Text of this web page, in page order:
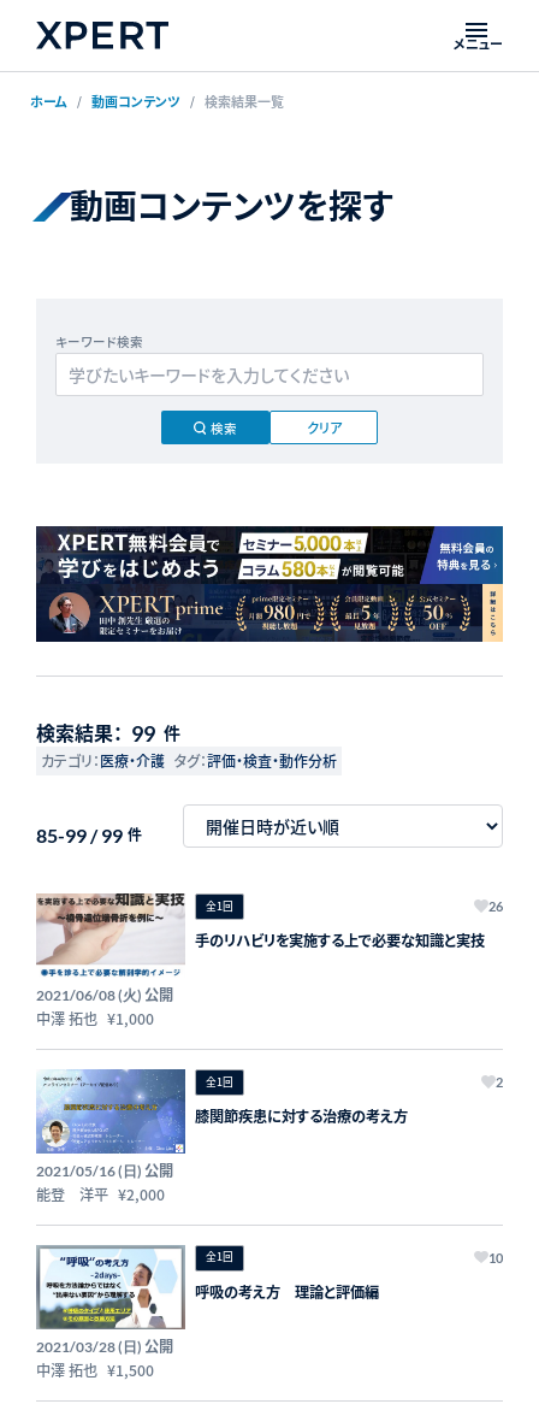
メニュー
ホーム 動画コンテンツ 検索結果一覧
動画コンテンツを探す
キーワード検索
検索 クリア
検索結果： 99 件
カテゴリ：医療・介護 タグ：評価・検査・動作分析
85-99 / 99 件
全1回 26
手のリハビリを実施する上で必要な知識と実技
2021/06/08 (火) 公開
中澤 拓也 ¥1,000
全1回 2
膝関節疾患に対する治療の考え方
2021/05/16 (日) 公開
能登 洋平 ¥2,000
全1回 10
呼吸の考え方 理論と評価編
2021/03/28 (日) 公開
中澤 拓也 ¥1,500